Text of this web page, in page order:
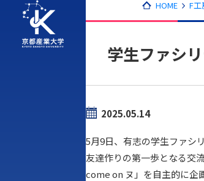
HOME F工
学生ファシ
2025.05.14
5月9日、有志の学生ファシ
友達作りの第一歩となる交
come on ヌ」を自主的に企